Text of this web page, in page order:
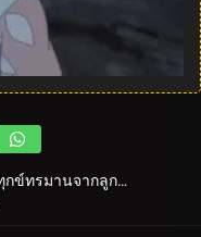
ตอนที่ 1 ทนทุกข์ทรมานจากลูกธนูและลูกธนู!